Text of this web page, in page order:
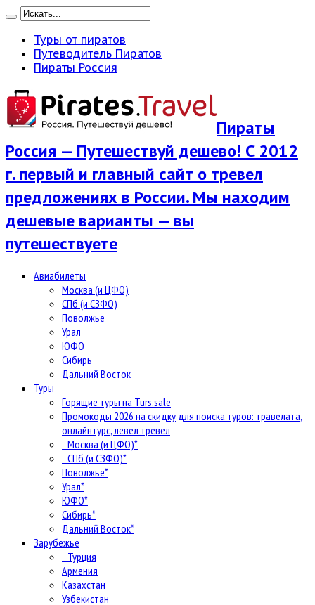
Туры от пиратов
Путеводитель Пиратов
Пираты Россия
Пираты
Россия — Путешествуй дешево! С 2012
г. первый и главный сайт о тревел
предложениях в России. Мы находим
дешевые варианты — вы
путешествуете
Авиабилеты
Москва (и ЦФО)
СПб (и СЗФО)
Поволжье
Урал
ЮФО
Сибирь
Дальний Восток
Туры
Горящие туры на Turs.sale
Промокоды 2026 на скидку для поиска туров: травелата,
онлайнтурс, левел тревел
Москва (и ЦФО)*
СПб (и СЗФО)*
Поволжье*
Урал*
ЮФО*
Сибирь*
Дальний Восток*
Зарубежье
Турция
Армения
Казахстан
Узбекистан